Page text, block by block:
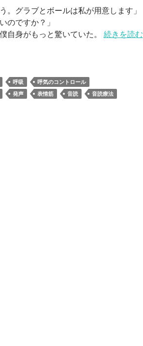
。グラブとボールは私が用意します」
のですか？」
自身がもっと驚いていた。 続きを読む
呼吸
呼気のコントロール
発声 表情筋 音読 音読療法